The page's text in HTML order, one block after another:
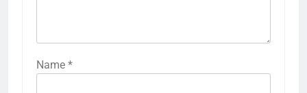
Name *